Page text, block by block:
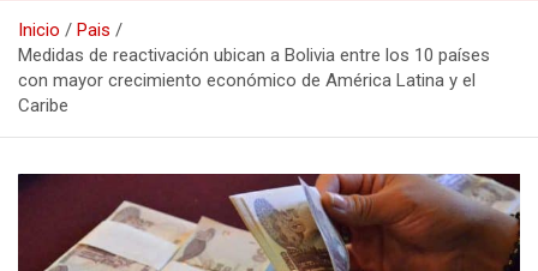
Inicio
Pais
Medidas de reactivación ubican a Bolivia entre los 10 países
con mayor crecimiento económico de América Latina y el
Caribe